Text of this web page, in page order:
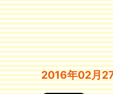
2016年02月